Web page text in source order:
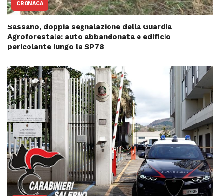
CRONACA
Sassano, doppia segnalazione della Guardia
Agroforestale: auto abbandonata e edificio
pericolante lungo la SP78